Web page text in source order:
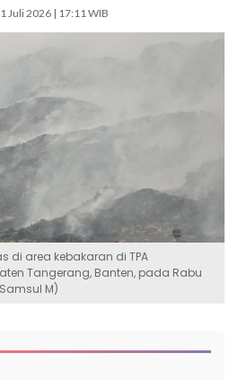
Juli 2026 | 17:11 WIB
di area kebakaran di TPA
Tangerang, Banten, pada Rabu
M)